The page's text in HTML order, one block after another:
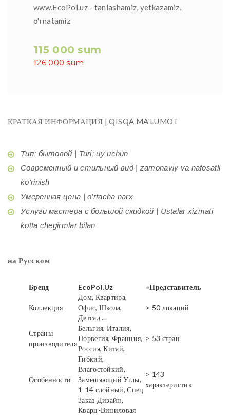
www.EcoPol.uz - tanlashamiz, yetkazamiz,
o'rnatamiz
115 000 sum
126 000 sum
КРАТКАЯ ИНФОРМАЦИЯ | QISQA MA'LUMOT
Тип: бытовой | Turi: uy uchun
Современный и стильный вид | zamonaviy va nafosatli
ko'rinish
Умеренная цена | o'rtacha narx
Услуги мастера с большой скидкой | Ustalar xizmati
kotta chegirmlar bilan
на Русском
Бренд EcoPol.Uz =Представитель
Коллекция
Дом, Квартира,
Офис, Школа,
Детсад ...
> 50 локаций
Страны
производителя
Бельгия, Италия,
Норвегия, Франция,
Россия, Китай,
> 53 стран
Особенности
Гибкий,
Влагостойкий,
Замешяющий Углы,
1-14 слойный, Спец
Заказ Дизайн,
> 143
характеристик
Кварц-Виниловая